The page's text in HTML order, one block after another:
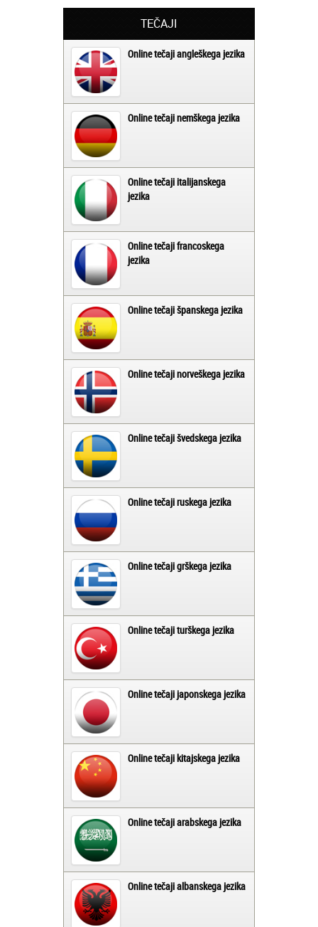
TEČAJI
Online tečaji angleškega jezika
Online tečaji nemškega jezika
Online tečaji italijanskega
jezika
Online tečaji francoskega
jezika
Online tečaji španskega jezika
Online tečaji norveškega jezika
Online tečaji švedskega jezika
Online tečaji ruskega jezika
Online tečaji grškega jezika
Online tečaji turškega jezika
Online tečaji japonskega jezika
Online tečaji kitajskega jezika
Online tečaji arabskega jezika
Online tečaji albanskega jezika